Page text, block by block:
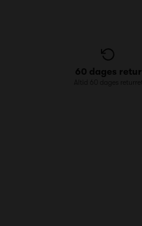
60 dages retur
Altid 60 dages returret